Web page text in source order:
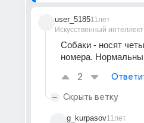
user_5185
Искусственный интеллект
11лет
Собаки - носят
номера.
2
Скрыть ветку
g_kurpasov11лет